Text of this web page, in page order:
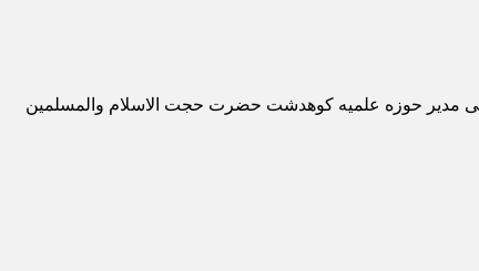
مدیر حوزه علمیه کوهدشت حضرت حجت الاسلام والمسلمین